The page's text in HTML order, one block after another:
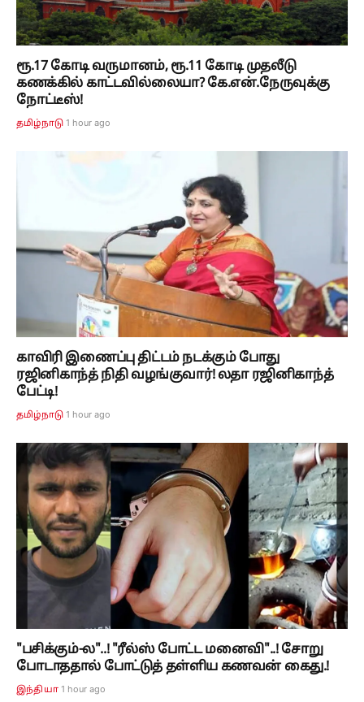
ரூ.17 கோடி வருமானம், ரூ.11 கோடி முதலீடு
கணக்கில் காட்டவில்லையா? கே.என்.நேருவுக்கு
நோட்டீஸ்!
தமிழ்நாடு 1 hour ago
காவிரி இணைப்பு திட்டம் நடக்கும் போது
ரஜினிகாந்த் நிதி வழங்குவார்! லதா ரஜினிகாந்த்
பேட்டி!
தமிழ்நாடு 1 hour ago
"பசிக்கும்-ல"..! "ரீல்ஸ் போட்ட மனைவி"..! சோறு
போடாததால் போட்டுத் தள்ளிய கணவன் கைது.!
இந்தியா 1 hour ago